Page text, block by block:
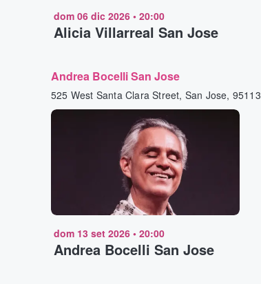
dom 06 dic 2026 • 20:00
Alicia Villarreal San Jose
Andrea Bocelli San Jose
525 West Santa Clara Street, San Jose, 95113
dom 13 set 2026 • 20:00
Andrea Bocelli San Jose